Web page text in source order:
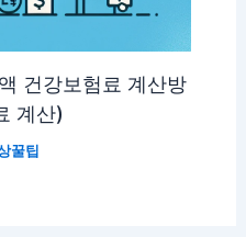
건강보험료 계산방
계산)
꿀팁